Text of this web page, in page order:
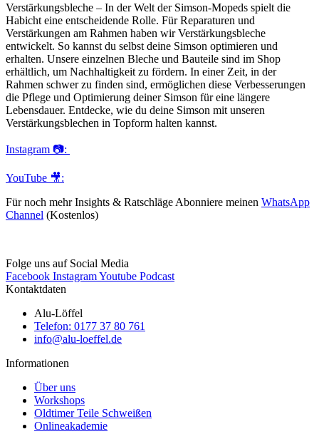
Verstärkungsbleche – In der Welt der Simson-Mopeds spielt die
Habicht eine entscheidende Rolle. Für Reparaturen und
Verstärkungen am Rahmen haben wir Verstärkungsbleche
entwickelt. So kannst du selbst deine Simson optimieren und
erhalten. Unsere einzelnen Bleche und Bauteile sind im Shop
erhältlich, um Nachhaltigkeit zu fördern. In einer Zeit, in der
Rahmen schwer zu finden sind, ermöglichen diese Verbesserungen
die Pflege und Optimierung deiner Simson für eine längere
Lebensdauer. Entdecke, wie du deine Simson mit unseren
Verstärkungsblechen in Topform halten kannst.
Instagram 📷:
YouTube 🎥:
Für noch mehr Insights & Ratschläge Abonniere meinen WhatsApp
Channel (Kostenlos)
Folge uns auf Social Media
Facebook InstagramYoutube Podcast
Kontaktdaten
Alu-Löffel
Telefon: 0177 37 80 761
info@alu-loeffel.de
Informationen
Über uns
Workshops
Oldtimer Teile Schweißen
Onlineakademie